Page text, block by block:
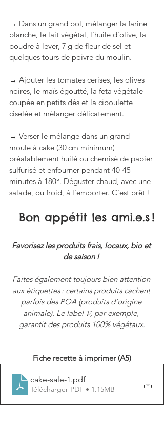
→ Dans un grand bol, mélanger la farine
blanche, le lait végétal, l’huile d’olive, la
poudre à lever, 7 g de fleur de sel et
quelques tours de poivre du moulin.
→ Ajouter les tomates cerises, les olives
noires, le maïs égoutté, la feta végétale
coupée en petits dés et la ciboulette
ciselée et mélanger délicatement.
→ Verser le mélange dans un grand
moule à cake (30 cm minimum)
préalablement huilé ou chemisé de papier
sulfurisé et enfourner pendant 40-45
minutes à 180°. Déguster chaud, avec une
salade, ou froid, à l’emporter. C’est prêt !
Bon appétit les ami.e.s !
Favorisez les produits frais, locaux, bio et
de saison !
Faites également toujours bien attention
aux étiquettes : certains produits cachent
parfois des POA (produits d’origine
animale). Le label 𝓥, par exemple,
garantit des produits 100% végétaux.
Fiche recette à imprimer (A5)
cake-sale-1.pdf
Télécharger PDF • 1.15MB